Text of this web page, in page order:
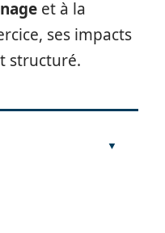
et à la
ses impacts
structuré.